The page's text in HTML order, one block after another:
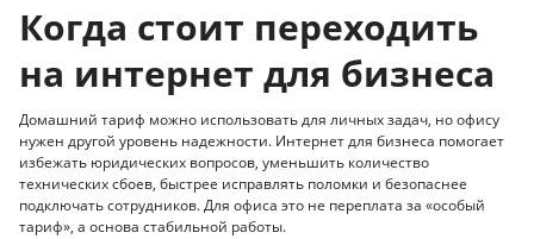
Когда стоит переходить
на интернет для бизнеса
Домашний тариф можно использовать для личных задач, но офису
нужен другой уровень надежности. Интернет для бизнеса помогает
избежать юридических вопросов, уменьшить количество
технических сбоев, быстрее исправлять поломки и безопаснее
подключать сотрудников. Для офиса это не переплата за «особый
тариф», а основа стабильной работы.